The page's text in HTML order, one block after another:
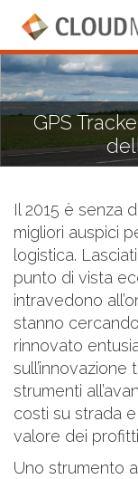
GPS
Il 2015 è senza
migliori auspici
logistica.
punto di vista
intravedono
stanno
rinnovato
sull’innovazione
strumenti
costi su strada
valore dei
Uno strumento